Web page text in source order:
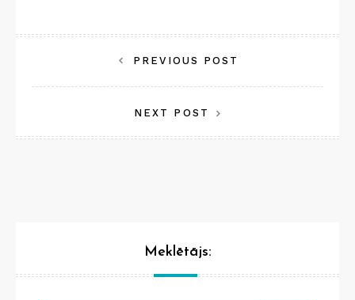
navigation
PREVIOUS POST
NEXT POST
Meklētājs: